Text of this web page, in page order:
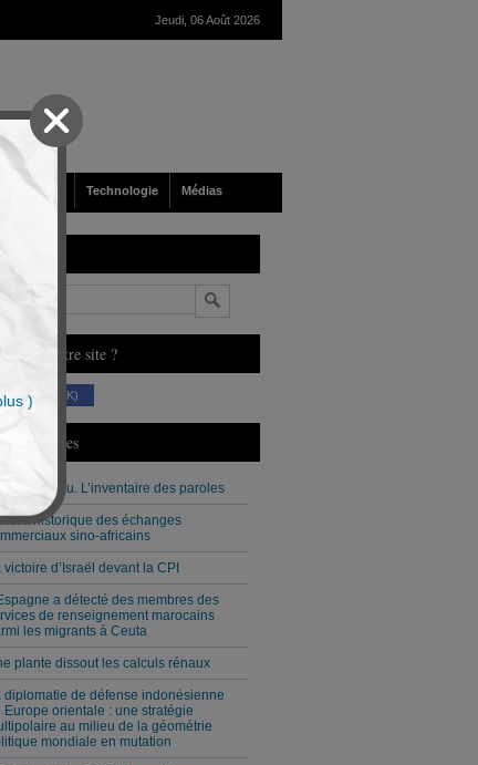
Jeudi, 06 Août 2026
Société Technologie Médias
aimez notre site ?
(230 K)
Articles
Moreau. L’inventaire des paroles
historique des échanges
sino-africains
victoire d’Israël devant la CPI
a détecté des membres des
de renseignement marocains
les migrants à Ceuta
plante dissout les calculs rénaux
diplomatie de défense indonésienne
Europe orientale : une stratégie
au milieu de la géométrie
mondiale en mutation
)